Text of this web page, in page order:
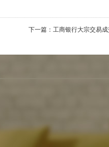
下一篇： 工商银行大宗交易